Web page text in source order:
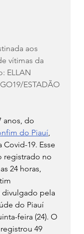
aos
vítimas da
ELLAN
ESTADÃO
anos, do
do Piauí
19. Esse
registrado no
24 horas,
pela
do Piauí
feira (24). O
49